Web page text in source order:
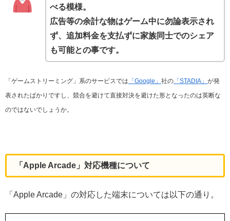
べる模様。
広告等の余計な物はゲーム中に勿論表示され
ず、追加料金を支払ずに家族同士でのシェア
も可能との事です。
「ゲームストリーミング」系のサービスでは 「Google」 社の 「STADIA」 が発
表されたばかりですし、競合を避けて直接対決を避けた形となったのは英断な
のではないでしょうか。
「Apple Arcade」対応機種について
「Apple Arcade」の対応した端末については以下の通り。